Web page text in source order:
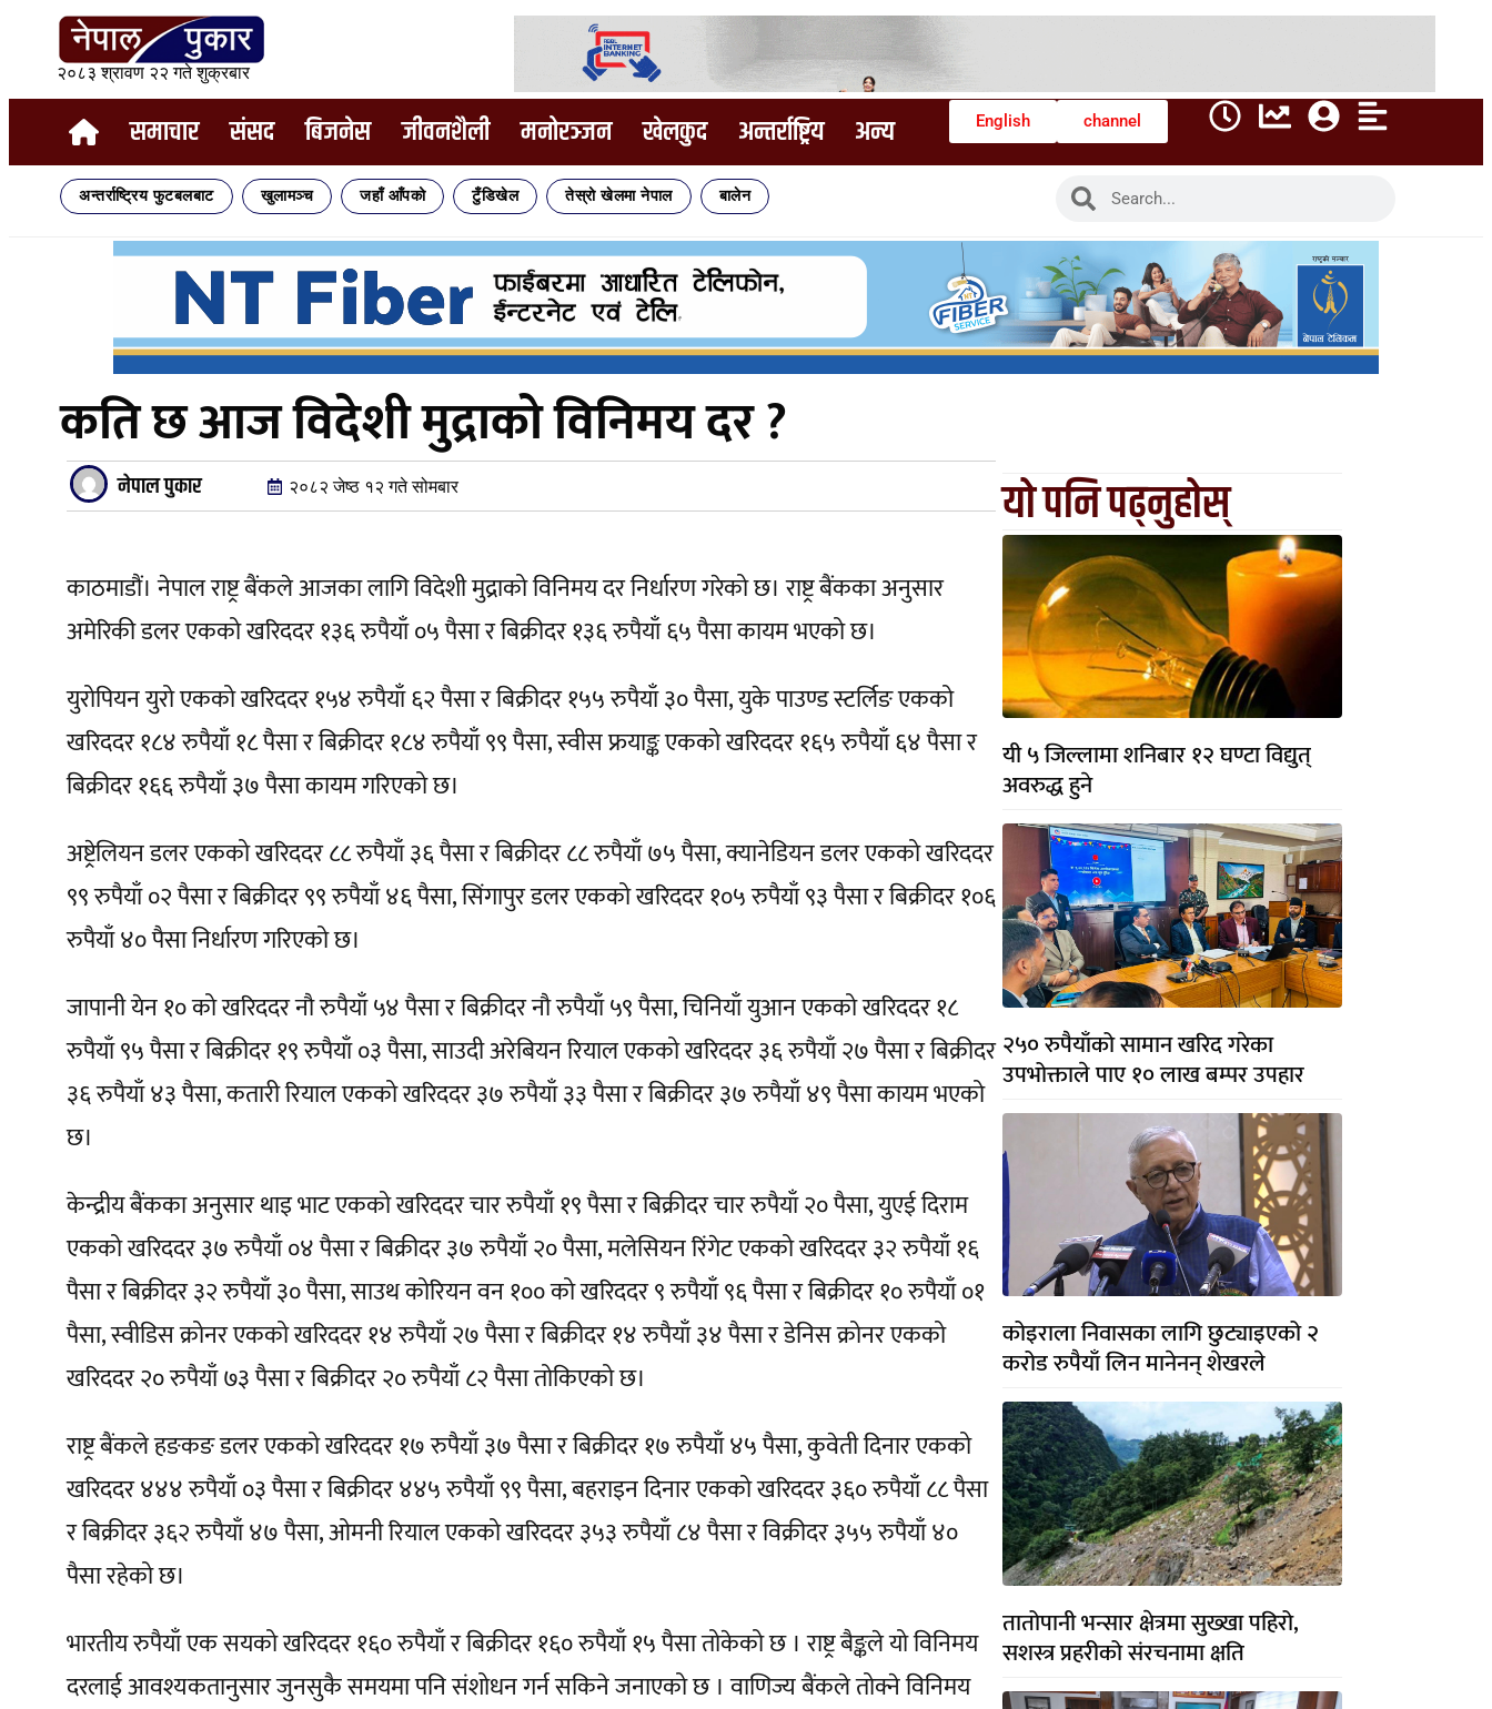
२०८३ श्रावण २२ गते शुक्रबार
समाचार संसद बिजनेस जीवनशैली मनोरञ्जन खेलकुद अन्तर्राष्ट्रिय अन्य English channel
अन्तर्राष्ट्रिय फुटबलबाट खुलामञ्च जहाँ आँपको टुँडिखेल तेस्रो खेलमा नेपाल बालेन
कति छ आज विदेशी मुद्राको विनिमय दर ?
नेपाल पुकार २०८२ जेष्ठ १२ गते सोमबार
काठमाडौं। नेपाल राष्ट्र बैंकले आजका लागि विदेशी मुद्राको विनिमय दर निर्धारण गरेको छ। राष्ट्र बैंकका अनुसार
अमेरिकी डलर एकको खरिददर १३६ रुपैयाँ ०५ पैसा र बिक्रीदर १३६ रुपैयाँ ६५ पैसा कायम भएको छ।
युरोपियन युरो एकको खरिददर १५४ रुपैयाँ ६२ पैसा र बिक्रीदर १५५ रुपैयाँ ३० पैसा, युके पाउण्ड स्टर्लिङ एकको
खरिददर १८४ रुपैयाँ १८ पैसा र बिक्रीदर १८४ रुपैयाँ ९९ पैसा, स्वीस फ्रयाङ्क एकको खरिददर १६५ रुपैयाँ ६४ पैसा र
बिक्रीदर १६६ रुपैयाँ ३७ पैसा कायम गरिएको छ।
अष्ट्रेलियन डलर एकको खरिददर ८८ रुपैयाँ ३६ पैसा र बिक्रीदर ८८ रुपैयाँ ७५ पैसा, क्यानेडियन डलर एकको खरिददर
९९ रुपैयाँ ०२ पैसा र बिक्रीदर ९९ रुपैयाँ ४६ पैसा, सिंगापुर डलर एकको खरिददर १०५ रुपैयाँ ९३ पैसा र बिक्रीदर १०६
रुपैयाँ ४० पैसा निर्धारण गरिएको छ।
जापानी येन १० को खरिददर नौ रुपैयाँ ५४ पैसा र बिक्रीदर नौ रुपैयाँ ५९ पैसा, चिनियाँ युआन एकको खरिददर १८
रुपैयाँ ९५ पैसा र बिक्रीदर १९ रुपैयाँ ०३ पैसा, साउदी अरेबियन रियाल एकको खरिददर ३६ रुपैयाँ २७ पैसा र बिक्रीदर
३६ रुपैयाँ ४३ पैसा, कतारी रियाल एकको खरिददर ३७ रुपैयाँ ३३ पैसा र बिक्रीदर ३७ रुपैयाँ ४९ पैसा कायम भएको
छ।
केन्द्रीय बैंकका अनुसार थाइ भाट एकको खरिददर चार रुपैयाँ १९ पैसा र बिक्रीदर चार रुपैयाँ २० पैसा, युएई दिराम
एकको खरिददर ३७ रुपैयाँ ०४ पैसा र बिक्रीदर ३७ रुपैयाँ २० पैसा, मलेसियन रिंगेट एकको खरिददर ३२ रुपैयाँ १६
पैसा र बिक्रीदर ३२ रुपैयाँ ३० पैसा, साउथ कोरियन वन १०० को खरिददर ९ रुपैयाँ ९६ पैसा र बिक्रीदर १० रुपैयाँ ०१
पैसा, स्वीडिस क्रोनर एकको खरिददर १४ रुपैयाँ २७ पैसा र बिक्रीदर १४ रुपैयाँ ३४ पैसा र डेनिस क्रोनर एकको
खरिददर २० रुपैयाँ ७३ पैसा र बिक्रीदर २० रुपैयाँ ८२ पैसा तोकिएको छ।
राष्ट्र बैंकले हङकङ डलर एकको खरिददर १७ रुपैयाँ ३७ पैसा र बिक्रीदर १७ रुपैयाँ ४५ पैसा, कुवेती दिनार एकको
खरिददर ४४४ रुपैयाँ ०३ पैसा र बिक्रीदर ४४५ रुपैयाँ ९९ पैसा, बहराइन दिनार एकको खरिददर ३६० रुपैयाँ ८८ पैसा
र बिक्रीदर ३६२ रुपैयाँ ४७ पैसा, ओमनी रियाल एकको खरिददर ३५३ रुपैयाँ ८४ पैसा र विक्रीदर ३५५ रुपैयाँ ४०
पैसा रहेको छ।
भारतीय रुपैयाँ एक सयको खरिददर १६० रुपैयाँ र बिक्रीदर १६० रुपैयाँ १५ पैसा तोकेको छ । राष्ट्र बैङ्कले यो विनिमय
दरलाई आवश्यकतानुसार जुनसुकै समयमा पनि संशोधन गर्न सकिने जनाएको छ । वाणिज्य बैंकले तोक्ने विनिमय
यो पनि पढ्नुहोस्
यी ५ जिल्लामा शनिबार १२ घण्टा विद्युत्
अवरुद्ध हुने
२५० रुपैयाँको सामान खरिद गरेका
उपभोक्ताले पाए १० लाख बम्पर उपहार
कोइराला निवासका लागि छुट्याइएको २
करोड रुपैयाँ लिन मानेनन् शेखरले
तातोपानी भन्सार क्षेत्रमा सुख्खा पहिरो,
सशस्त्र प्रहरीको संरचनामा क्षति